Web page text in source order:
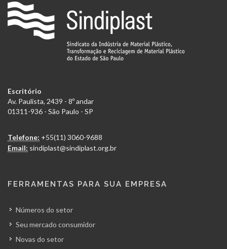
Escritório
Av. Paulista, 2439 - 8º andar
01311-936 - São Paulo - SP
Telefone: +55(11) 3060-9688
Email: sindiplast@sindiplast.org.br
FERRAMENTAS PARA SUA EMPRESA
Números do setor
Seu mercado consumidor
Novas do setor